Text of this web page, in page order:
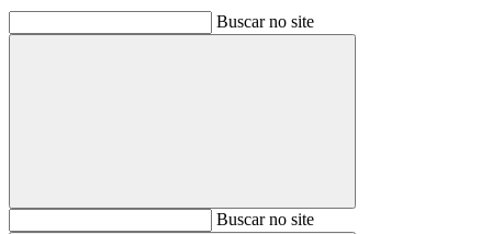
Buscar no site
BuscarBuscar no site